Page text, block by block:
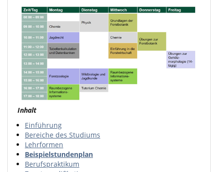
Inhalt
Einführung
Bereiche des Studiums
Lehrformen
Beispielstundenplan
Berufspraktikum